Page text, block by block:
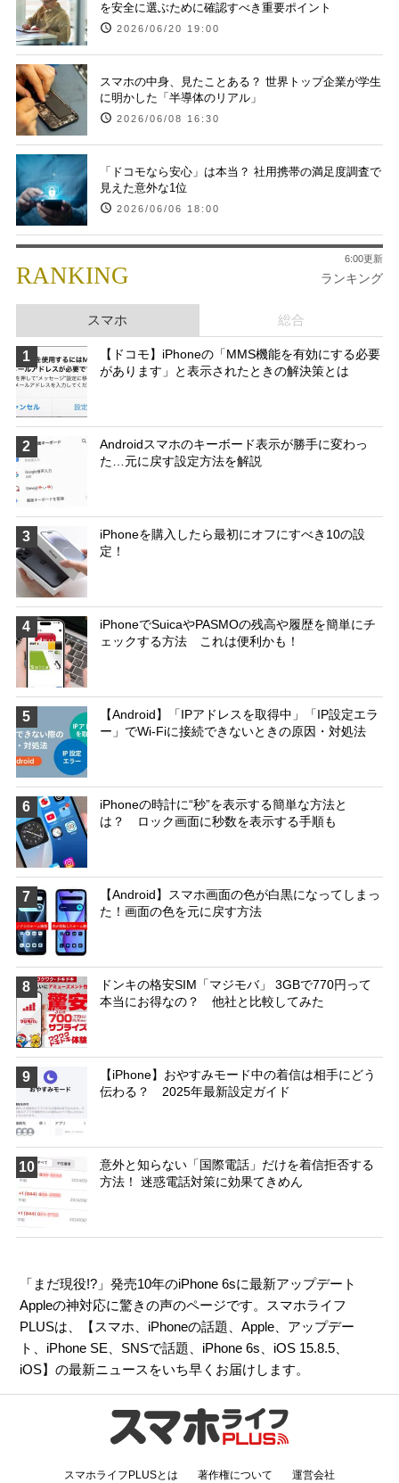
を安全に選ぶために確認すべき重要ポイント
2026/06/20 19:00
スマホの中身、見たことある？ 世界トップ企業が学生
に明かした「半導体のリアル」
2026/06/08 16:30
「ドコモなら安心」は本当？ 社用携帯の満足度調査で
見えた意外な1位
2026/06/06 18:00
RANKING ランキング
6:00更新
スマホ 総合
1
【ドコモ】iPhoneの「MMS機能を有効にする必要
があります」と表示されたときの解決策とは
2
Androidスマホのキーボード表示が勝手に変わっ
た…元に戻す設定方法を解説
3
iPhoneを購入したら最初にオフにすべき10の設
定！
4
iPhoneでSuicaやPASMOの残高や履歴を簡単にチ
ェックする方法 これは便利かも！
5
【Android】「IPアドレスを取得中」「IP設定エラ
ー」でWi-Fiに接続できないときの原因・対処法
6
iPhoneの時計に“秒”を表示する簡単な方法と
は？ ロック画面に秒数を表示する手順も
7
【Android】スマホ画面の色が白黒になってしまっ
た！画面の色を元に戻す方法
8
ドンキの格安SIM「マジモバ」 3GBで770円って
本当にお得なの？ 他社と比較してみた
9
【iPhone】おやすみモード中の着信は相手にどう
伝わる？ 2025年最新設定ガイド
10
意外と知らない「国際電話」だけを着信拒否する
方法！ 迷惑電話対策に効果てきめん
「まだ現役!?」発売10年のiPhone 6sに最新アップデート
Appleの神対応に驚きの声のページです。スマホライフ
PLUSは、【 スマホ iPhoneの話題 、Apple
アップデー
ト
iPhone SE SNSで話題 iPhone 6s iOS 15.8.5
iOS】の最新ニュースをいち早くお届けします。
スマホライフPLUSとは 著作権について 運営会社